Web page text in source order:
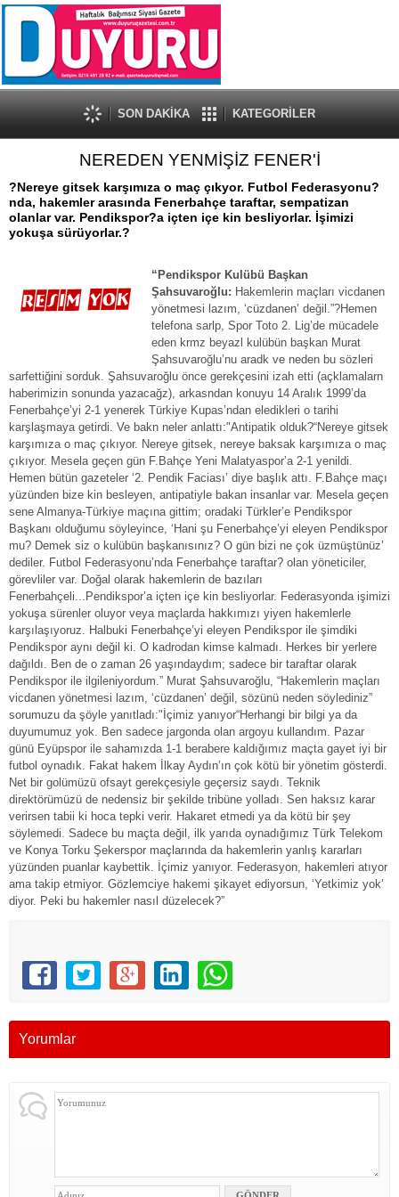
SON DAKİKA KATEGORİLER
NEREDEN YENMİŞİZ FENER'İ
?Nereye gitsek karşımıza o maç çıkyor. Futbol Federasyonu?
nda, hakemler arasında Fenerbahçe taraftar, sempatizan
olanlar var. Pendikspor?a içten içe kin besliyorlar. İşimizi
yokuşa sürüyorlar.?
“Pendikspor Kulübü Başkan
Şahsuvaroğlu: Hakemlerin maçları vicdanen
yönetmesi lazım, ‘cüzdanen’ değil.”?Hemen
telefona sarlp, Spor Toto 2. Lig’de mücadele
eden krmz beyazl kulübün başkan Murat
Şahsuvaroğlu’nu aradk ve neden bu sözleri
sarfettiğini sorduk. Şahsuvaroğlu önce gerekçesini izah etti (açklamalarn
haberimizin sonunda yazacağz), arkasndan konuyu 14 Aralık 1999’da
Fenerbahçe’yi 2-1 yenerek Türkiye Kupas’ndan eledikleri o tarihi
karşlaşmaya getirdi. Ve bakn neler anlattı:"Antipatik olduk?“Nereye gitsek
karşımıza o maç çıkıyor. Nereye gitsek, nereye baksak karşımıza o maç
çıkıyor. Mesela geçen gün F.Bahçe Yeni Malatyaspor’a 2-1 yenildi.
Hemen bütün gazeteler ‘2. Pendik Faciası’ diye başlık attı. F.Bahçe maçı
yüzünden bize kin besleyen, antipatiyle bakan insanlar var. Mesela geçen
sene Almanya-Türkiye maçına gittim; oradaki Türkler’e Pendikspor
Başkanı olduğumu söyleyince, ‘Hani şu Fenerbahçe’yi eleyen Pendikspor
mu? Demek siz o kulübün başkanısınız? O gün bizi ne çok üzmüştünüz’
dediler. Futbol Federasyonu’nda Fenerbahçe taraftar? olan yöneticiler,
görevliler var. Doğal olarak hakemlerin de bazıları
Fenerbahçeli...Pendikspor’a içten içe kin besliyorlar. Federasyonda işimizi
yokuşa sürenler oluyor veya maçlarda hakkımızı yiyen hakemlerle
karşılaşıyoruz. Halbuki Fenerbahçe’yi eleyen Pendikspor ile şimdiki
Pendikspor aynı değil ki. O kadrodan kimse kalmadı. Herkes bir yerlere
dağıldı. Ben de o zaman 26 yaşındaydım; sadece bir taraftar olarak
Pendikspor ile ilgileniyordum.” Murat Şahsuvaroğlu, “Hakemlerin maçları
vicdanen yönetmesi lazım, ‘cüzdanen’ değil, sözünü neden söylediniz”
sorumuzu da şöyle yanıtladı:"İçimiz yanıyor“Herhangi bir bilgi ya da
duyumumuz yok. Ben sadece jargonda olan argoyu kullandım. Pazar
günü Eyüpspor ile sahamızda 1-1 berabere kaldığımız maçta gayet iyi bir
futbol oynadık. Fakat hakem İlkay Aydın’ın çok kötü bir yönetim gösterdi.
Net bir golümüzü ofsayt gerekçesiyle geçersiz saydı. Teknik
direktörümüzü de nedensiz bir şekilde tribüne yolladı. Sen haksız karar
verirsen tabii ki hoca tepki verir. Hakaret etmedi ya da kötü bir şey
söylemedi. Sadece bu maçta değil, ilk yarıda oynadığımız Türk Telekom
ve Konya Torku Şekerspor maçlarında da hakemlerin yanlış kararları
yüzünden puanlar kaybettik. İçimiz yanıyor. Federasyon, hakemleri atıyor
ama takip etmiyor. Gözlemciye hakemi şikayet ediyorsun, ‘Yetkimiz yok’
diyor. Peki bu hakemler nasıl düzelecek?”
Yorumlar